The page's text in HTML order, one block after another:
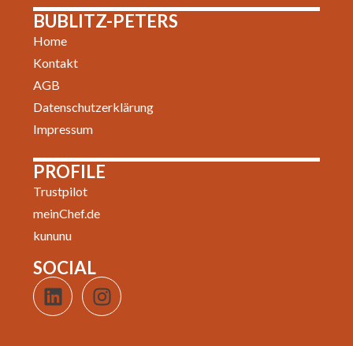
BUBLITZ-PETERS
Home
Kontakt
AGB
Datenschutzerklärung
Impressum
PROFILE
Trustpilot
meinChef.de
kununu
SOCIAL